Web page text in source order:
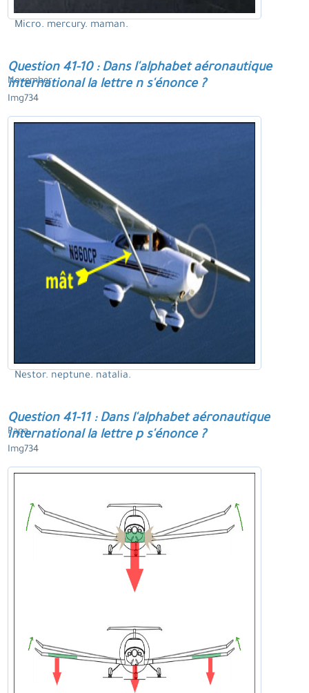
Micro. mercury. maman.
Question 41-10 : Dans l'alphabet aéronautique
international la lettre n s'énonce ?
November.
Img734
Nestor. neptune. natalia.
Question 41-11 : Dans l'alphabet aéronautique
international la lettre p s'énonce ?
Papa.
Img734